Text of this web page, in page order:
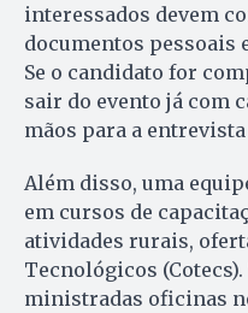
interessados devem
documentos pessoais
Se o candidato for
sair do evento já com
mãos para a
Além disso, uma
em cursos de
atividades rurais,
Tecnológicos
ministradas oficinas